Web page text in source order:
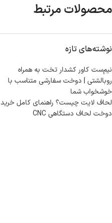
محصولات مرتبط
نوشته‌های تازه
نیم‌ست کاور کشدار تخت به همراه
روبالشتی | دوخت سفارشی متناسب با
خوشخواب شما
لحاف لایت چیست؟ راهنمای کامل خرید
دوخت لحاف دستگاهی CNC